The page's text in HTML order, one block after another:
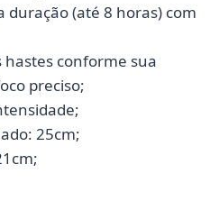
duração (até 8 horas) com
hastes conforme sua
preciso;
25cm;